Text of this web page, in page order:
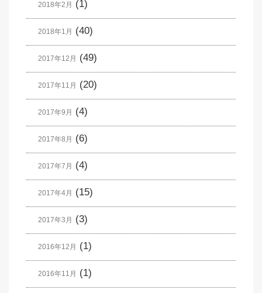
2018年2月 (1)
2018年1月 (40)
2017年12月 (49)
2017年11月 (20)
2017年9月 (4)
2017年8月 (6)
2017年7月 (4)
2017年4月 (15)
2017年3月 (3)
2016年12月 (1)
2016年11月 (1)